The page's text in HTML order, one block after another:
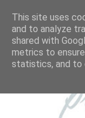
This site uses
and to analyze
shared with
metrics to
statistics, and to